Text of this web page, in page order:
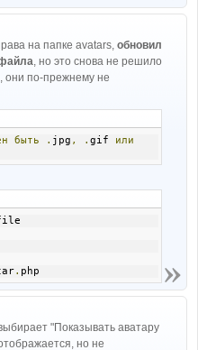
на папке avatars, обновил
, но это снова не решило
они по-прежнему не
быть . jpg , .gif или
. php
"Показывать аватару
но не